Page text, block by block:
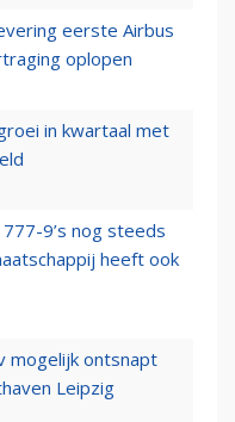
eerste Airbus
oplopen
in kwartaal met
9’s nog steeds
heeft ook
mogelijk ontsnapt
Leipzig